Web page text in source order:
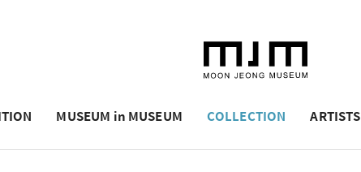
MUSEUM in MUSEUM COLLECTION ARTISTS